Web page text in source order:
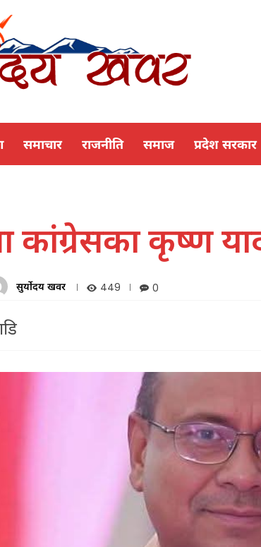
समाचार राजनीति समाज प्रदेश सरकार
कृष्ण
सुर्योदय खवर 449 0